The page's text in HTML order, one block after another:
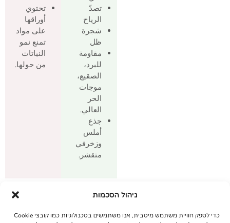
ניהול הסכמות
כדי לספק חוויית משתמש מיטבית, אנו משתמשים בטכנולוגיות כמו קובצי Cookie
تصدّ
الرياح
شجرة
ظل
مقاومة
للبرد،
الصقيع،
موجات
الحر
العالي.
جذع
أملس
وزخرفي
متقشر.
تحتوي
أوراقها
على مواد
تمنع نمو
النباتات
من حولها.
للرياح بفضل نظام جذورها المتشعب والقوي.